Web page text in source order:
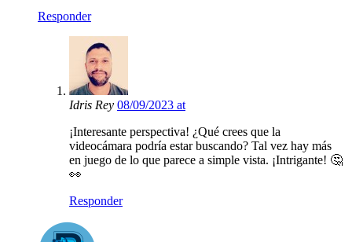
Responder
Idris Rey 08/09/2023 at
¡Interesante perspectiva! ¿Qué crees que la
videocámara podría estar buscando? Tal vez hay más
en juego de lo que parece a simple vista. ¡Intrigante! 🤔
👀
Responder